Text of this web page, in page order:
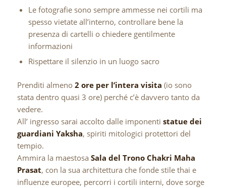
Le fotografie sono sempre ammesse nei cortili ma
spesso vietate all’interno, controllare bene la
presenza di cartelli o chiedere gentilmente
informazioni
Rispettare il silenzio in un luogo sacro
Prenditi almeno 2 ore per l’intera visita (io sono
stata dentro quasi 3 ore) perché c’è davvero tanto da
vedere.
All’ ingresso sarai accolto dalle imponenti statue dei
guardiani Yaksha, spiriti mitologici protettori del
tempio.
Ammira la maestosa Sala del Trono Chakri Maha
Prasat, con la sua architettura che fonde stile thai e
influenze europee, percorri i cortili interni, dove sorge